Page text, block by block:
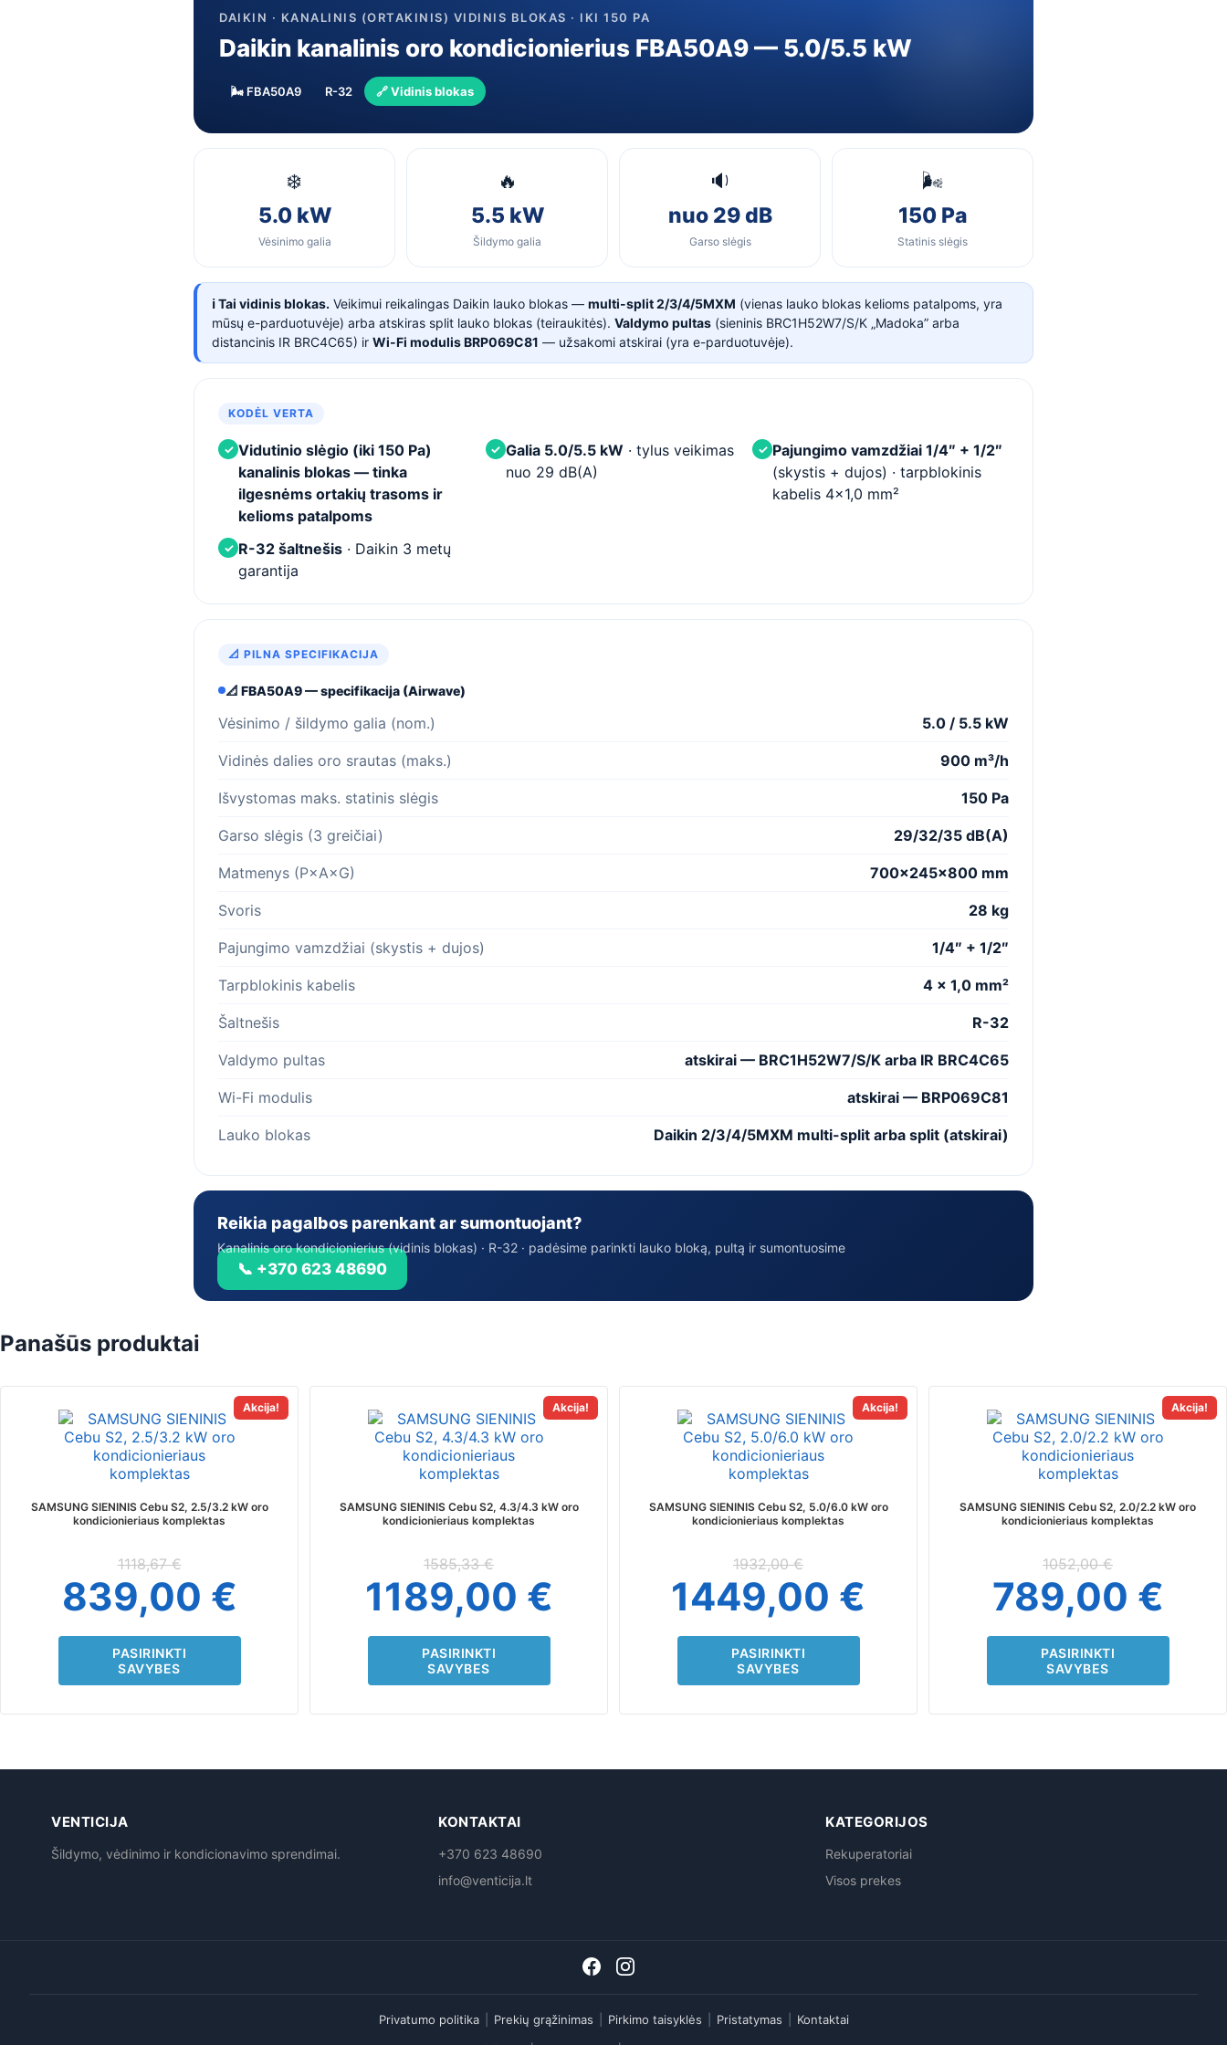
blokas)
DAIKIN · KANALINIS (ORTAKINIS) VIDINIS BLOKAS · IKI 150 PA
Daikin kanalinis oro kondicionierius FBA50A9 — 5.0/5.5 kW
🌬️ FBA50A9 R-32 🔗 Vidinis blokas
❄️
5.0 kW
Vėsinimo galia
🔥
5.5 kW
Šildymo galia
🔉
nuo 29 dB
Garso slėgis
🌬️
150 Pa
Statinis slėgis
ℹ️ Tai vidinis blokas. Veikimui reikalingas Daikin lauko blokas — multi-split 2/3/4/5MXM (vienas lauko blokas kelioms patalpoms, yra
mūsų e-parduotuvėje) arba atskiras split lauko blokas (teiraukitės). Valdymo pultas (sieninis BRC1H52W7/S/K „Madoka” arba
distancinis IR BRC4C65) ir Wi-Fi modulis BRP069C81 — užsakomi atskirai (yra e-parduotuvėje).
KODĖL VERTA
✓ Vidutinio slėgio (iki 150 Pa)
kanalinis blokas — tinka
ilgesnėms ortakių trasoms ir
kelioms patalpoms
✓ Galia 5.0/5.5 kW· tylus veikimas
nuo 29 dB(A)
✓ Pajungimo vamzdžiai 1/4″ + 1/2″
(skystis + dujos) · tarpblokinis
kabelis 4×1,0 mm²
✓ R-32 šaltnešis · Daikin 3 metų
garantija
📐 PILNA SPECIFIKACIJA
📐 FBA50A9 — specifikacija (Airwave)
Vėsinimo / šildymo galia (nom.) 5.0 / 5.5 kW
Vidinės dalies oro srautas (maks.) 900 m³/h
Išvystomas maks. statinis slėgis 150 Pa
Garso slėgis (3 greičiai) 29/32/35 dB(A)
Matmenys (P×A×G) 700×245×800 mm
Svoris 28 kg
Pajungimo vamzdžiai (skystis + dujos) 1/4″ + 1/2″
Tarpblokinis kabelis 4 × 1,0 mm²
Šaltnešis R-32
Valdymo pultas atskirai — BRC1H52W7/S/K arba IR BRC4C65
Wi-Fi modulis atskirai — BRP069C81
Lauko blokas Daikin 2/3/4/5MXM multi-split arba split (atskirai)
Reikia pagalbos parenkant ar sumontuojant?
Kanalinis oro kondicionierius (vidinis blokas) · R-32 · padėsime parinkti lauko bloką, pultą ir sumontuosime
📞 +370 623 48690
Panašūs produktai
Akcija!
SAMSUNG SIENINIS Cebu S2, 2.5/3.2 kW oro
kondicionieriaus komplektas
1118,67€
839,00 €
PASIRINKTI
SAVYBES
product
has
multiple
variants.
The
options
be
chosen
on
the
page
Akcija!
SAMSUNG SIENINIS Cebu S2, 4.3/4.3 kW oro
kondicionieriaus komplektas
1585,33€
1189,00 €
PASIRINKTI
SAVYBES
product
has
multiple
variants.
The
options
be
chosen
on
the
page
Akcija!
SAMSUNG SIENINIS Cebu S2, 5.0/6.0 kW oro
kondicionieriaus komplektas
1932,00€
1449,00 €
PASIRINKTI
SAVYBES
product
has
multiple
variants.
The
options
be
chosen
on
the
page
Akcija!
SAMSUNG SIENINIS Cebu S2, 2.0/2.2 kW oro
kondicionieriaus komplektas
1052,00€
789,00 €
PASIRINKTI
SAVYBES
product
has
multiple
variants.
The
options
be
chosen
on
the
page
VENTICIJA
Šildymo, vėdinimo ir kondicionavimo sprendimai.
KONTAKTAI
+370 623 48690
info@venticija.lt
KATEGORIJOS
Rekuperatoriai
Visos prekes
Privatumo politika Prekių grąžinimas Pirkimo taisyklės Pristatymas Kontaktai